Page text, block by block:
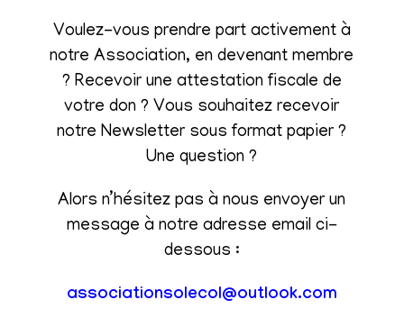
Voulez-vous prendre part activement à
notre Association, en devenant membre
? Recevoir une attestation fiscale de
votre don ? Vous souhaitez recevoir
notre Newsletter sous format papier ?
Une question ?
Alors n’hésitez pas à nous envoyer un
message à notre adresse email ci-
dessous :
associationsolecol@outlook.com